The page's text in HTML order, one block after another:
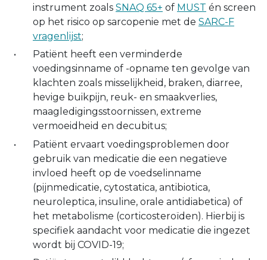
instrument zoals SNAQ 65+ of MUST én screen
op het risico op sarcopenie met de SARC-F
vragenlijst;
Patiënt heeft een verminderde
voedingsinname of -opname ten gevolge van
klachten zoals misselijkheid, braken, diarree,
hevige buikpijn, reuk- en smaakverlies,
maagledigingsstoornissen, extreme
vermoeidheid en decubitus;
Patiënt ervaart voedingsproblemen door
gebruik van medicatie die een negatieve
invloed heeft op de voedselinname
(pijnmedicatie, cytostatica, antibiotica,
neuroleptica, insuline, orale antidiabetica) of
het metabolisme (corticosteroïden). Hierbij is
specifiek aandacht voor medicatie die ingezet
wordt bij COVID-19;